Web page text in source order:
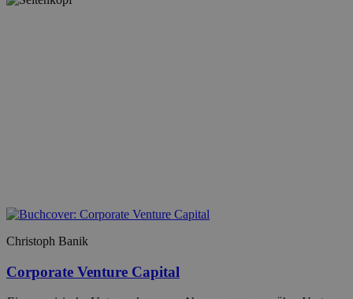
Christoph Banik
Corporate Venture Capital